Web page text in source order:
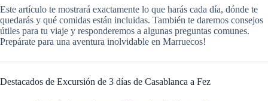
Este artículo te mostrará exactamente lo que harás cada día, dónde te
quedarás y qué comidas están incluidas. También te daremos consejos
útiles para tu viaje y responderemos a algunas preguntas comunes.
Prepárate para una aventura inolvidable en Marruecos!
Destacados de Excursión de 3 días de Casablanca a Fez